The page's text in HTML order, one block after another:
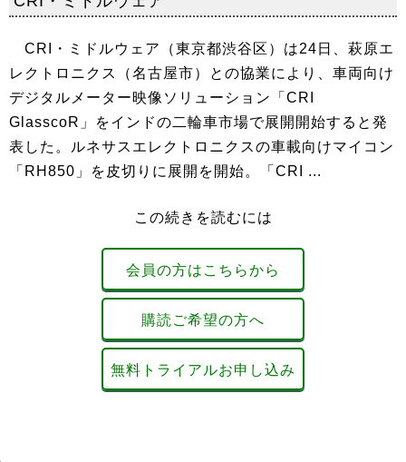
CRI・ミドルウェア（東京都渋谷区）は24日、萩原エ
レクトロニクス（名古屋市）との協業により、車両向け
デジタルメーター映像ソリューション「CRI
GlasscoR」をインドの二輪車市場で展開開始すると発
表した。ルネサスエレクトロニクスの車載向けマイコン
「RH850」を皮切りに展開を開始。「CRI ...
この続きを読むには
会員の方はこちらから
購読ご希望の方へ
無料トライアルお申し込み